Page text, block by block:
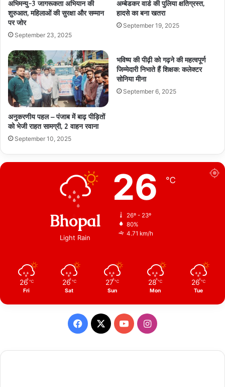
अभिमन्यु-3 जागरूकता अभियान की
शुरुआत, महिलाओं की सुरक्षा और सम्मान
पर जोर
September 23, 2025
अम्बेडकर वार्ड की पुलिया क्षतिग्रस्त,
हादसे का बना खतरा
September 19, 2025
अनुकरणीय पहल – पंजाब में बाढ़ पीड़ितों
को भेजी राहत सामग्री, 2 वाहन रवाना
September 10, 2025
भविष्य की पीढ़ी को गढ़ने की महत्वपूर्ण
जिम्मेदारी निभाते हैं शिक्षक: कलेक्टर
सोनिया मीना
September 6, 2025
Bhopal
Light Rain
26 ℃
26º - 23º
80%
4.71 km/h
26 ℃
Fri
26 ℃
Sat
27 ℃
Sun
28 ℃
Mon
26 ℃
Tue
Facebook
X YouTubeInstagram